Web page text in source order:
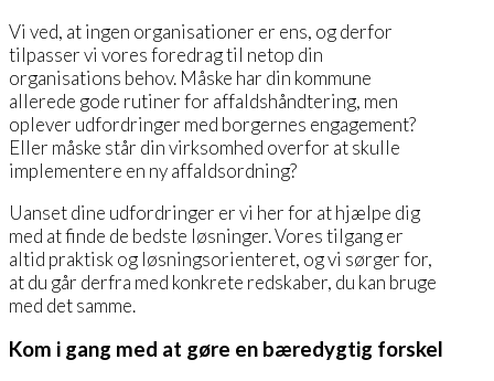
Vi ved, at ingen organisationer er ens, og derfor
tilpasser vi vores foredrag til netop din
organisations behov. Måske har din kommune
allerede gode rutiner for affaldshåndtering, men
oplever udfordringer med borgernes engagement?
Eller måske står din virksomhed overfor at skulle
implementere en ny affaldsordning?
Uanset dine udfordringer er vi her for at hjælpe dig
med at finde de bedste løsninger. Vores tilgang er
altid praktisk og løsningsorienteret, og vi sørger for,
at du går derfra med konkrete redskaber, du kan bruge
med det samme.
Kom i gang med at gøre en bæredygtig forskel